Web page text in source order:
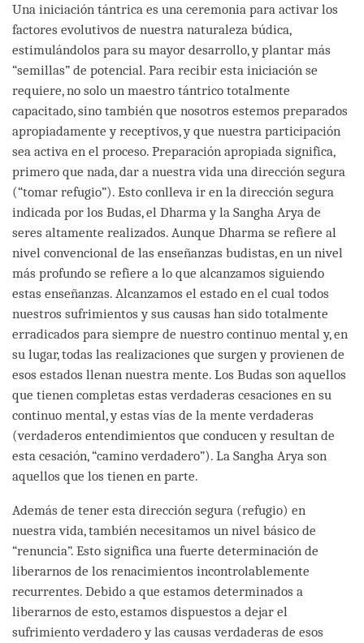
Una iniciación tántrica es una ceremonia para activar los
factores evolutivos de nuestra naturaleza búdica,
estimulándolos para su mayor desarrollo, y plantar más
“semillas” de potencial. Para recibir esta iniciación se
requiere, no solo un maestro tántrico totalmente
capacitado, sino también que nosotros estemos preparados
apropiadamente y receptivos, y que nuestra participación
sea activa en el proceso. Preparación apropiada significa,
primero que nada, dar a nuestra vida una dirección segura
(“tomar refugio”). Esto conlleva ir en la dirección segura
indicada por los Budas, el Dharma y la Sangha Arya de
seres altamente realizados. Aunque Dharma se refiere al
nivel convencional de las enseñanzas budistas, en un nivel
más profundo se refiere a lo que alcanzamos siguiendo
estas enseñanzas. Alcanzamos el estado en el cual todos
nuestros sufrimientos y sus causas han sido totalmente
erradicados para siempre de nuestro continuo mental y, en
su lugar, todas las realizaciones que surgen y provienen de
esos estados llenan nuestra mente. Los Budas son aquellos
que tienen completas estas verdaderas cesaciones en su
continuo mental, y estas vías de la mente verdaderas
(verdaderos entendimientos que conducen y resultan de
esta cesación, “camino verdadero”). La Sangha Arya son
aquellos que los tienen en parte.
Además de tener esta dirección segura (refugio) en
nuestra vida, también necesitamos un nivel básico de
“renuncia”. Esto significa una fuerte determinación de
liberarnos de los renacimientos incontrolablemente
recurrentes. Debido a que estamos determinados a
liberarnos de esto, estamos dispuestos a dejar el
sufrimiento verdadero y las causas verdaderas de esos